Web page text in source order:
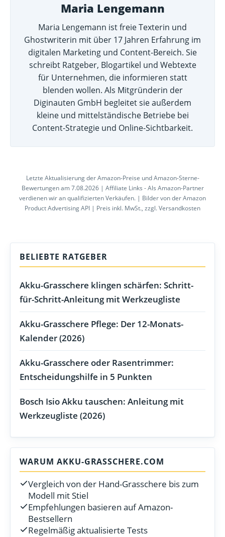
Maria Lengemann
Maria Lengemann ist freie Texterin und
Ghostwriterin mit über 17 Jahren Erfahrung im
digitalen Marketing und Content-Bereich. Sie
schreibt Ratgeber, Blogartikel und Webtexte
für Unternehmen, die informieren statt
blenden wollen. Als Mitgründerin der
Diginauten GmbH begleitet sie außerdem
kleine und mittelständische Betriebe bei
Content-Strategie und Online-Sichtbarkeit.
Letzte Aktualisierung der Amazon-Preise und Amazon-Sterne-
Bewertungen am 7.08.2026 | Affiliate Links - Als Amazon-Partner
verdienen wir an qualifizierten Verkäufen. | Bilder von der Amazon
Product Advertising API | Preis inkl. MwSt., zzgl. Versandkosten
BELIEBTE RATGEBER
Akku-Grasschere klingen schärfen: Schritt-
für-Schritt-Anleitung mit Werkzeugliste
Akku-Grasschere Pflege: Der 12-Monats-
Kalender (2026)
Akku-Grasschere oder Rasentrimmer:
Entscheidungshilfe in 5 Punkten
Bosch Isio Akku tauschen: Anleitung mit
Werkzeugliste (2026)
WARUM AKKU-GRASSCHERE.COM
Vergleich von der Hand-Grasschere bis zum
Modell mit Stiel
Empfehlungen basieren auf Amazon-
Bestsellern
Regelmäßig aktualisierte Tests